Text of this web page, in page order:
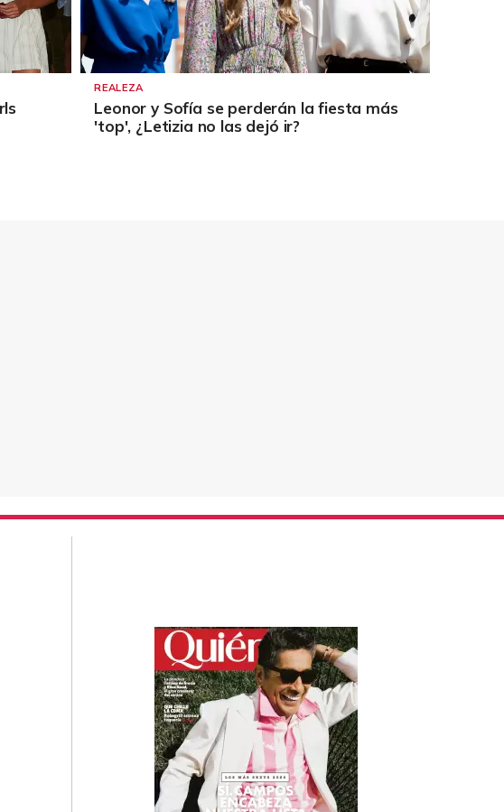
REALEZA
Leonor y Sofía se perderán la fiesta más
'top', ¿Letizia no las dejó ir?